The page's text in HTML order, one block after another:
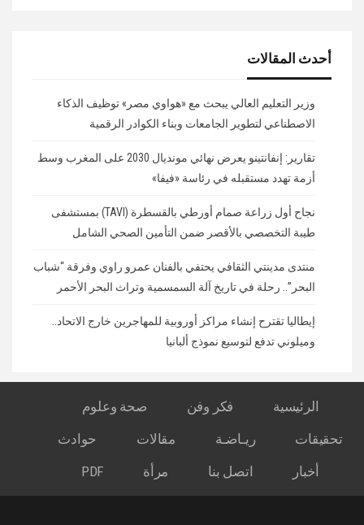
أحدث المقالات
وزير التعليم العالي يبحث مع «هواوي مصر» توظيف الذكاء
الاصطناعي لتطوير الجامعات وبناء الكوادر الرقمية
تقارير: إنفانتينو يعرض نهائي مونديال 2030 على المغرب وسط
أزمة تهدد مستقبله في رئاسة «فيفا»
نجاح أول زراعة صمام أورطي بالقسطرة (TAVI) بمستشفى
طيبة التخصصي بالأقصر ضمن التأمين الصحي الشامل
منتدى مدينتي الثقافي يحتفي بالفنان عمرو راوي وفرقة “شباب
البحر”.. رحلة في تاريخ آلة السمسمية وتراث البحر الأحمر
إيطاليا تقترح إنشاء مراكز أوروبية للمهاجرين خارج الاتحاد..
وميلوني تدفع لتوسيع نموذج ألبانيا
الرئيسية فكر وفن
صحة وعلوم
تحقيقات
ريـاضـة مقالات
حوادث
أخبار
اتصل بنا مرأة PDF